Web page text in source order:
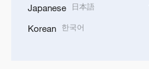
Japanese 日本語
Korean 한국어